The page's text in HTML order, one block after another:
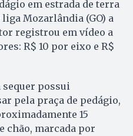
em estrada de terra
Mozarlândia (GO) a
registrou em vídeo a
R$ 10 por eixo e R$
sequer possui
pela praça de pedágio,
15
chão, marcada por